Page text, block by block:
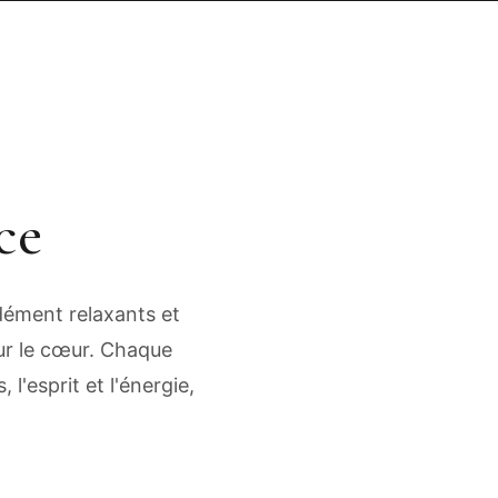
relaxants et
le cœur. Chaque
l'esprit et l'énergie,